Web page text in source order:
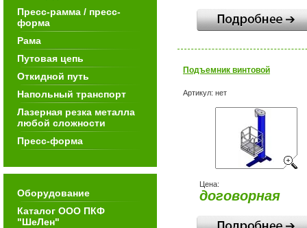
Пресс-рамма / пресс-
форма
Рама
Путовая цепь
Откидной путь
Напольный транспорт
Лазерная резка металла
любой сложности
Пресс-форма
Оборудование
Каталог ООО ПКФ
"ШеЛен"
Подъемник винтовой
Артикул: нет
Цена:
договорная